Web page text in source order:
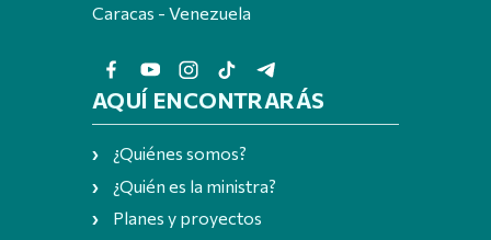
Caracas - Venezuela
AQUÍ ENCONTRARÁS
¿Quiénes somos?
¿Quién es la ministra?
Planes y proyectos